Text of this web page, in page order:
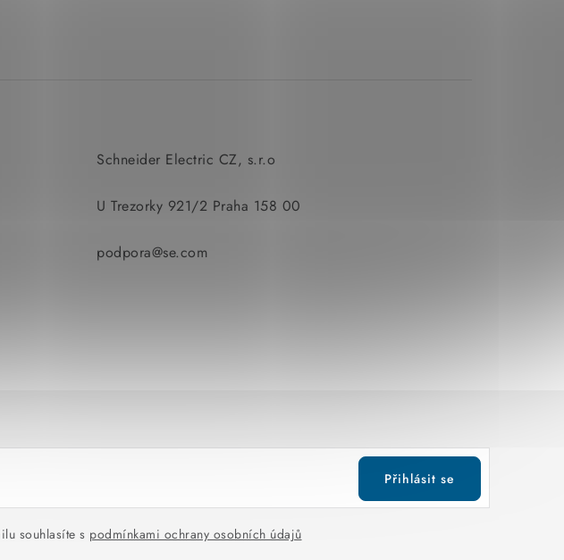
Schneider Electric CZ, s.r.o
U Trezorky 921/2 Praha 158 00
podpora@se.com
souhlasíte s podmínkami ochrany osobních údajů
Přihlásit se